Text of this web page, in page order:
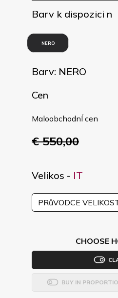
Barv k dispozici n
NERO
Barv: NERO
Cen
MaloobchodnÍ cen
€ 550,00
Velikos - IT
PRůVODCE
CHOOSE
BUY IN